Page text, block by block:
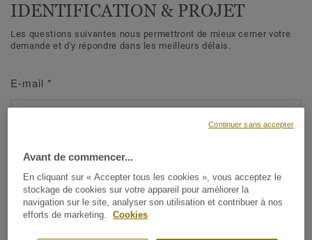
IDENTIFICATION & PROJET
Les questions suivantes nous permettront de mieux cerner votre
demande et d'y répondre dans les meilleurs délais.
E-mail *
Prénom*
Avant de commencer...
En cliquant sur « Accepter tous les cookies », vous acceptez le
stockage de cookies sur votre appareil pour améliorer la
navigation sur le site, analyser son utilisation et contribuer à nos
efforts de marketing.
Cookies
Continuer sans accepter